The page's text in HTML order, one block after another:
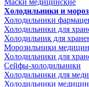
Маски медицинские
Холодильники и
Холодильники
Холодильники для
Холодильник для
Морозильники
Холодильники для
Сейфы-холодильники
Холодильники для
Холодильники